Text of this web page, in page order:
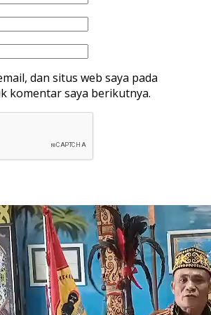
dan situs web saya pada
komentar saya berikutnya.